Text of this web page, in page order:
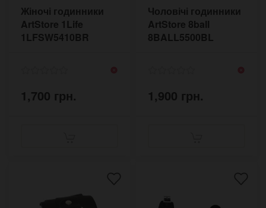
Жіночі годинники
ArtStore 1Life
1LFSW5410BR
1,700 грн.
Чоловічі годинники
ArtStore 8ball
8BALL5500BL
1,900 грн.